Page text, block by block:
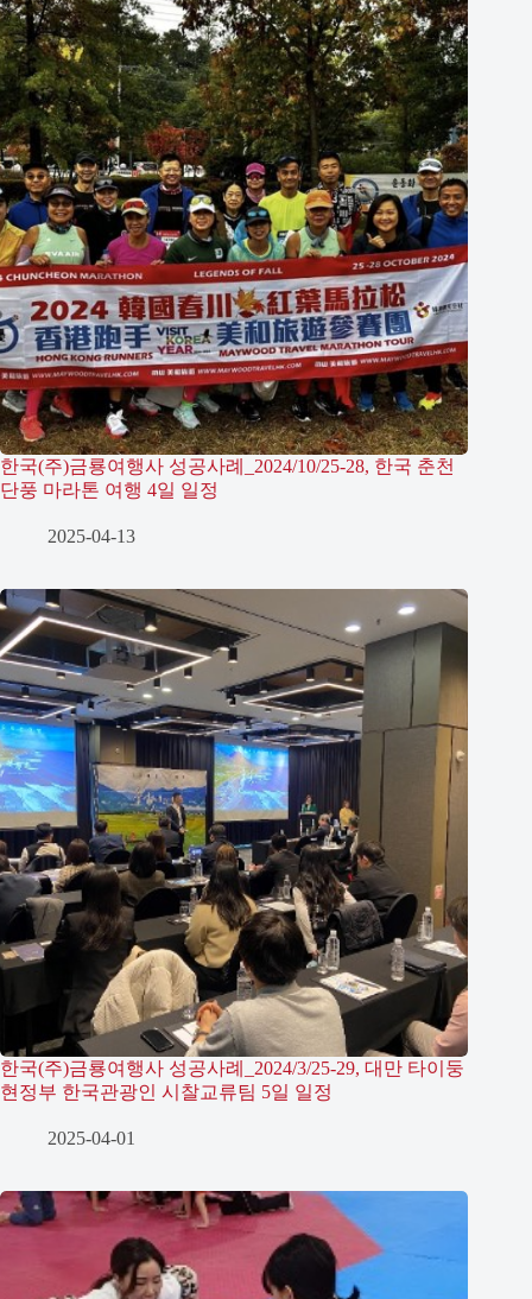
한국(주)금룡여행사 성공사례_2024/10/25-28, 한국 춘천
단풍 마라톤 여행 4일 일정
2025-04-13
한국(주)금룡여행사 성공사례_2024/3/25-29, 대만 타이둥
현정부 한국관광인 시찰교류팀 5일 일정
2025-04-01